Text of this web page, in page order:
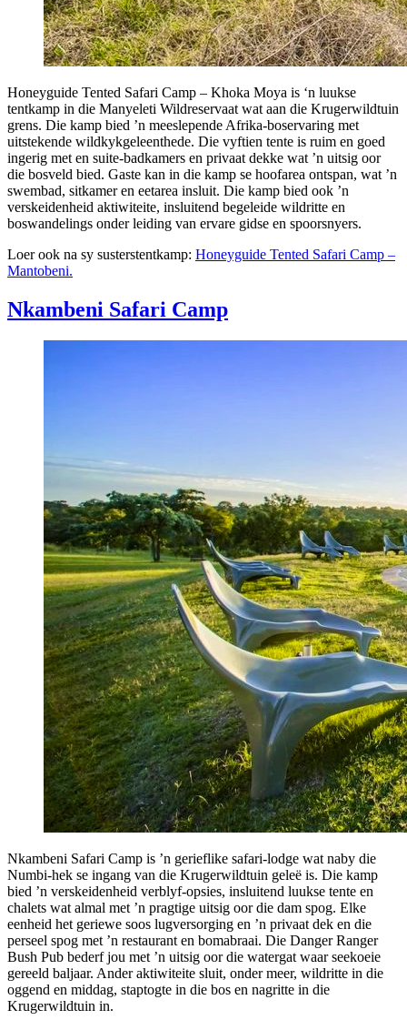
Honeyguide Tented Safari Camp – Khoka Moya is ‘n luukse
tentkamp in die Manyeleti Wildreservaat wat aan die Krugerwildtuin
grens. Die kamp bied ’n meeslepende Afrika-boservaring met
uitstekende wildkykgeleenthede. Die vyftien tente is ruim en goed
ingerig met en suite-badkamers en privaat dekke wat ’n uitsig oor
die bosveld bied. Gaste kan in die kamp se hoofarea ontspan, wat ’n
swembad, sitkamer en eetarea insluit. Die kamp bied ook ’n
verskeidenheid aktiwiteite, insluitend begeleide wildritte en
boswandelings onder leiding van ervare gidse en spoorsnyers.
Loer ook na sy susterstentkamp: Honeyguide Tented Safari Camp –
Mantobeni.
Nkambeni Safari Camp
Nkambeni Safari Camp is ’n gerieflike safari-lodge wat naby die
Numbi-hek se ingang van die Krugerwildtuin geleë is. Die kamp
bied ’n verskeidenheid verblyf-opsies, insluitend luukse tente en
chalets wat almal met ’n pragtige uitsig oor die dam spog. Elke
eenheid het geriewe soos lugversorging en ’n privaat dek en die
perseel spog met ’n restaurant en bomabraai. Die Danger Ranger
Bush Pub bederf jou met ’n uitsig oor die watergat waar seekoeie
gereeld baljaar. Ander aktiwiteite sluit, onder meer, wildritte in die
oggend en middag, staptogte in die bos en nagritte in die
Krugerwildtuin in.